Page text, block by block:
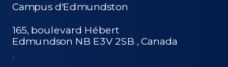
Campus d'Edmundston
165, boulevard Hébert
Edmundson NB E3V 2SB ,Canada